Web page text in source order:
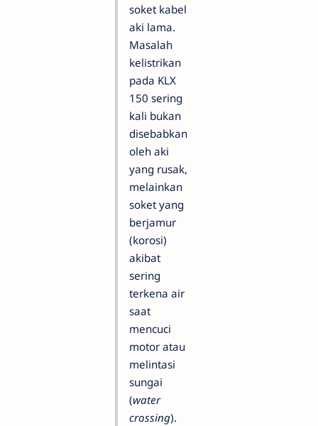
soket kabel
aki lama.
Masalah
kelistrikan
pada KLX
150 sering
kali bukan
disebabkan
oleh aki
yang rusak,
melainkan
soket yang
berjamur
(korosi)
akibat
sering
terkena air
saat
mencuci
motor atau
melintasi
sungai
(water
crossing).